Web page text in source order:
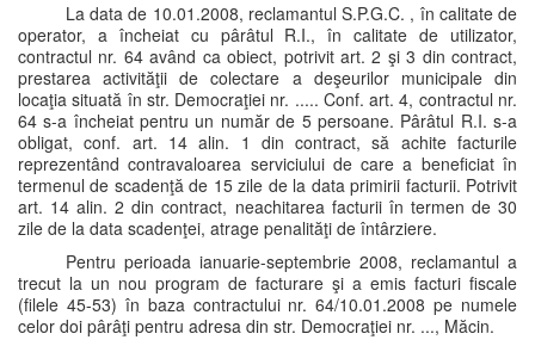
La data de 10.01.2008, reclamantul S.P.G.C. , în calitate de
operator, a încheiat cu pârâtul R.I., în calitate de utilizator,
contractul nr. 64 având ca obiect, potrivit art. 2 şi 3 din contract,
prestarea activităţii de colectare a deşeurilor municipale din
locaţia situată în str. Democraţiei nr. ..... Conf. art. 4, contractul nr.
64 s-a încheiat pentru un număr de 5 persoane. Pârâtul R.I. s-a
obligat, conf. art. 14 alin. 1 din contract, să achite facturile
reprezentând contravaloarea serviciului de care a beneficiat în
termenul de scadenţă de 15 zile de la data primirii facturii. Potrivit
art. 14 alin. 2 din contract, neachitarea facturii în termen de 30
zile de la data scadenţei, atrage penalităţi de întârziere.
Pentru perioada ianuarie-septembrie 2008, reclamantul a
trecut la un nou program de facturare şi a emis facturi fiscale
(filele 45-53) în baza contractului nr. 64/10.01.2008 pe numele
celor doi pârâţi pentru adresa din str. Democraţiei nr. ..., Măcin.